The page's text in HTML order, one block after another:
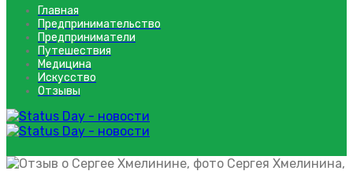
Главная
Предпринимательство
Предприниматели
Путешествия
Медицина
Искусство
Отзывы
консультация Сергея Хмелинина